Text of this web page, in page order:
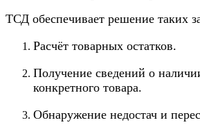
ТСД обеспечивает решение таких
Расчёт товарных остатков.
Получение сведений о
конкретного товара.
Обнаружение недостач и